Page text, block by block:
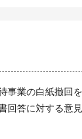
事業の白紙撤回
回答に対する意見